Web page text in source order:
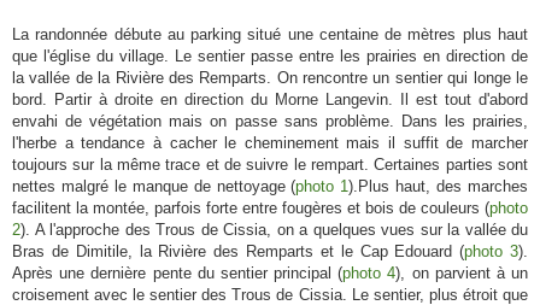
La randonnée débute au parking situé une centaine de mètres plus haut
que l'église du village. Le sentier passe entre les prairies en direction de
la vallée de la Rivière des Remparts. On rencontre un sentier qui longe le
bord. Partir à droite en direction du Morne Langevin. Il est tout d'abord
envahi de végétation mais on passe sans problème. Dans les prairies,
l'herbe a tendance à cacher le cheminement mais il suffit de marcher
toujours sur la même trace et de suivre le rempart. Certaines parties sont
nettes malgré le manque de nettoyage (photo 1).Plus haut, des marches
facilitent la montée, parfois forte entre fougères et bois de couleurs (photo
2). A l'approche des Trous de Cissia, on a quelques vues sur la vallée du
Bras de Dimitile, la Rivière des Remparts et le Cap Edouard (photo 3).
Après une dernière pente du sentier principal (photo 4), on parvient à un
croisement avec le sentier des Trous de Cissia. Le sentier, plus étroit que